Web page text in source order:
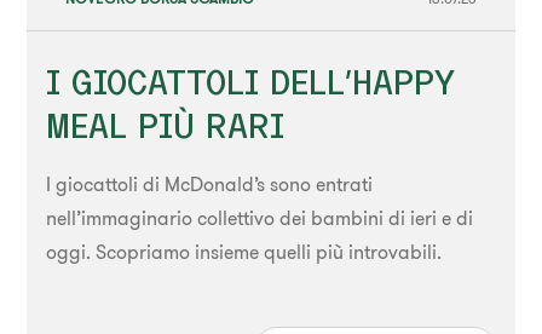
I GIOCATTOLI DELL’HAPPY
MEAL PIÙ RARI
I giocattoli di McDonald’s sono entrati
nell’immaginario collettivo dei bambini di ieri e di
oggi. Scopriamo insieme quelli più introvabili.